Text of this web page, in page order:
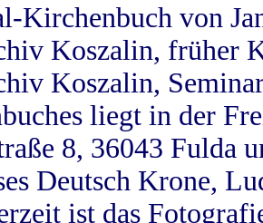
Kirchenbuch von
Koszalin, früher
Koszalin,
liegt in der
8, 36043 Fulda
Deutsch Krone,
ist das